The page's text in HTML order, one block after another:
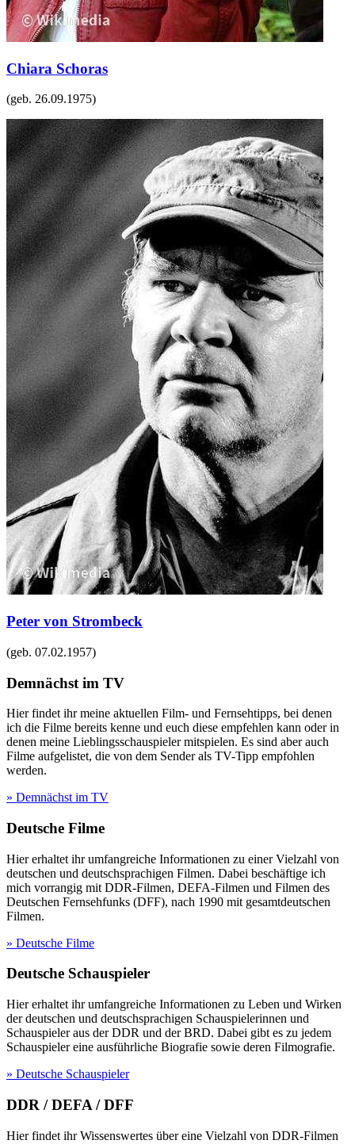
Chiara Schoras
(geb. 26.09.1975)
Peter von Strombeck
(geb. 07.02.1957)
Demnächst im TV
Hier findet ihr meine aktuellen Film- und Fernsehtipps, bei denen
ich die Filme bereits kenne und euch diese empfehlen kann oder in
denen meine Lieblingsschauspieler mitspielen. Es sind aber auch
Filme aufgelistet, die von dem Sender als TV-Tipp empfohlen
werden.
» Demnächst im TV
Deutsche Filme
Hier erhaltet ihr umfangreiche Informationen zu einer Vielzahl von
deutschen und deutschsprachigen Filmen. Dabei beschäftige ich
mich vorrangig mit DDR-Filmen, DEFA-Filmen und Filmen des
Deutschen Fernsehfunks (DFF), nach 1990 mit gesamtdeutschen
Filmen.
» Deutsche Filme
Deutsche Schauspieler
Hier erhaltet ihr umfangreiche Informationen zu Leben und Wirken
der deutschen und deutschsprachigen Schauspielerinnen und
Schauspieler aus der DDR und der BRD. Dabei gibt es zu jedem
Schauspieler eine ausführliche Biografie sowie deren Filmografie.
» Deutsche Schauspieler
DDR / DEFA / DFF
Hier findet ihr Wissenswertes über eine Vielzahl von DDR-Filmen